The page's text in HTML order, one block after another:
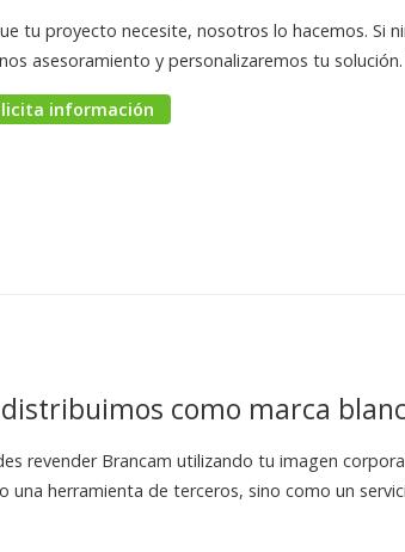
tu proyecto necesite, nosotros lo hacemos. Si
asesoramiento y personalizaremos tu solución.
información
como marca
revender Brancam utilizando tu imagen
una herramienta de terceros, sino como un